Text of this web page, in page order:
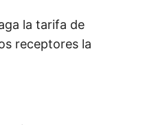
la tarifa de
receptores la